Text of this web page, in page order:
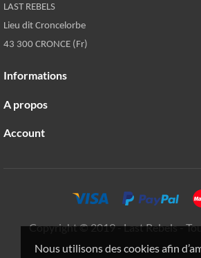
Nous utilisons des cookies afin
LAST REBELS
Lieu dit Croncelorbe
43 300 CRONCE (Fr)
Informations
A propos
Account
Copyright © 2019 - Last Rebels -